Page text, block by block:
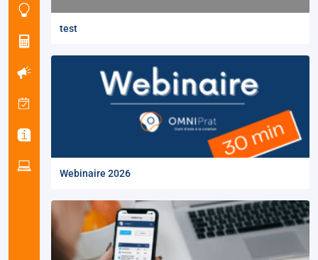
test
Webinaire 2026